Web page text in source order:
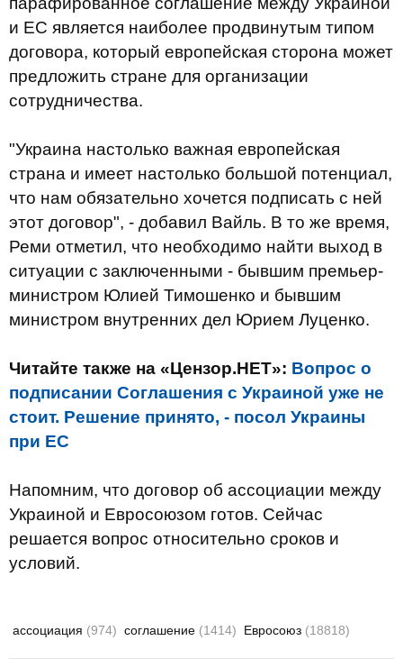
и ЕС является наиболее продвинутым типом
договора, который европейская сторона может
предложить стране для организации
сотрудничества.
"Украина настолько важная европейская
страна и имеет настолько большой потенциал,
что нам обязательно хочется подписать с ней
этот договор", - добавил Вайль. В то же время,
Реми отметил, что необходимо найти выход в
ситуации с заключенными - бывшим премьер-
министром Юлией Тимошенко и бывшим
министром внутренних дел Юрием Луценко.
Читайте также на «Цензор.НЕТ»: Вопрос о
подписании Соглашения с Украиной уже не
стоит. Решение принято, - посол Украины
при ЕС
Напомним, что договор об ассоциации между
Украиной и Евросоюзом готов. Сейчас
решается вопрос относительно сроков и
условий.
ассоциация (974) соглашение (1414) Евросоюз (18818)